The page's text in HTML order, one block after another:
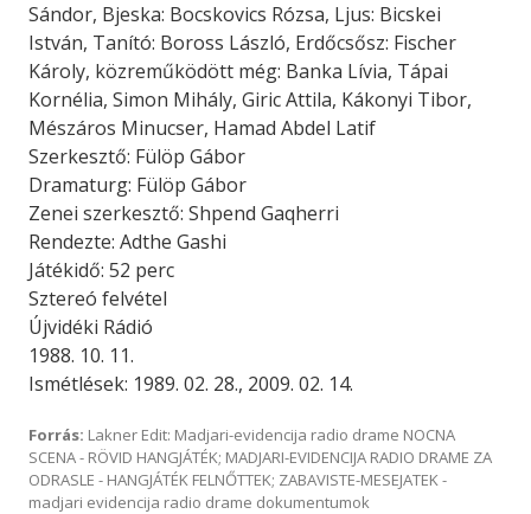
Sándor, Bjeska: Bocskovics Rózsa, Ljus: Bicskei
István, Tanító: Boross László, Erdőcsősz: Fischer
Károly, közreműködött még: Banka Lívia, Tápai
Kornélia, Simon Mihály, Giric Attila, Kákonyi Tibor,
Mészáros Minucser, Hamad Abdel Latif
Szerkesztő: Fülöp Gábor
Dramaturg: Fülöp Gábor
Zenei szerkesztő: Shpend Gaqherri
Rendezte: Adthe Gashi
Játékidő: 52 perc
Sztereó felvétel
Újvidéki Rádió
1988. 10. 11.
Ismétlések: 1989. 02. 28., 2009. 02. 14.
Forrás: Lakner Edit: Madjari-evidencija radio drame NOCNA
SCENA - RÖVID HANGJÁTÉK; MADJARI-EVIDENCIJA RADIO DRAME ZA
ODRASLE - HANGJÁTÉK FELNŐTTEK; ZABAVISTE-MESEJATEK -
madjari evidencija radio drame dokumentumok